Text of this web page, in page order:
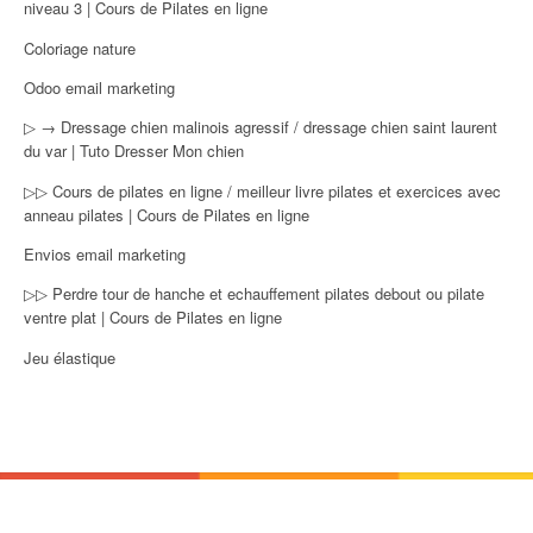
niveau 3 | Cours de Pilates en ligne
Coloriage nature
Odoo email marketing
▷ → Dressage chien malinois agressif / dressage chien saint laurent
du var | Tuto Dresser Mon chien
▷▷ Cours de pilates en ligne / meilleur livre pilates et exercices avec
anneau pilates | Cours de Pilates en ligne
Envios email marketing
▷▷ Perdre tour de hanche et echauffement pilates debout ou pilate
ventre plat | Cours de Pilates en ligne
Jeu élastique